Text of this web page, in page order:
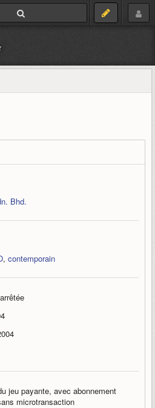
Bhd.
, contemporain
jeu payante, avec abonnement
microtransaction